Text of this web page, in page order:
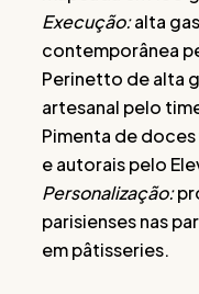
Execução:alta
contemporânea
Perinetto de alta
artesanal pelo
Pimenta de
e autorais pelo
Personalização:
parisienses nas
em pâtisseries.